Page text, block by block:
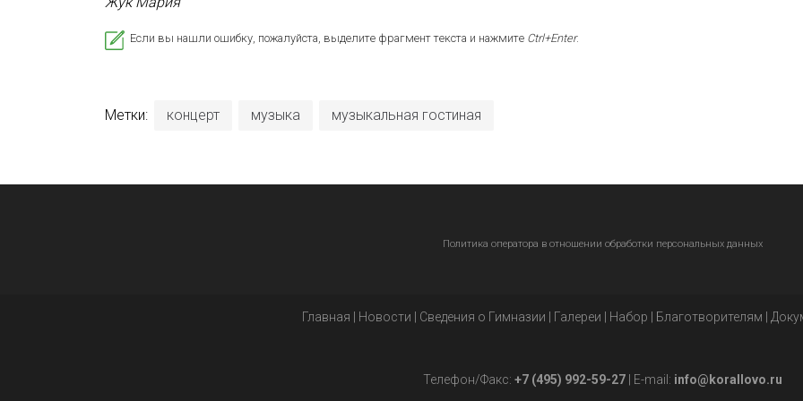
Если вы нашли ошибку, пожалуйста, выделите фрагмент текста и нажмите Ctrl+Enter.
Метки: концерт музыка музыкальная гостиная
Политика оператора в отношении обработки персональных данных
Главная | Новости | Сведения о Гимназии | Галереи | Набор | Благотворителям |
Телефон/Факс: +7 (495) 992-59-27| E-mail: info@korallovo.ru